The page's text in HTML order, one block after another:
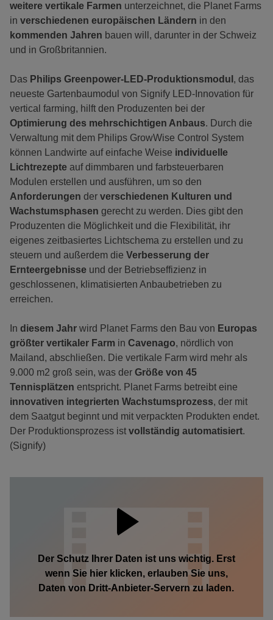
weitere vertikale Farmen unterzeichnet, die Planet Farms
in verschiedenen europäischen Ländern in den
kommenden Jahren bauen will, darunter in der Schweiz
und in Großbritannien.
Das Philips Greenpower-LED-Produktionsmodul , das
neueste Gartenbaumodul von Signify LED-Innovation für
vertical farming, hilft den Produzenten bei der
Optimierung des mehrschichtigen Anbaus. Durch die
Verwaltung mit dem Philips GrowWise Control System
können Landwirte auf einfache Weise individuelle
Lichtrezepte auf dimmbaren und farbsteuerbaren
Modulen erstellen und ausführen, um so den
Anforderungen der verschiedenen Kulturen und
Wachstumsphasen gerecht zu werden. Dies gibt den
Produzenten die Möglichkeit und die Flexibilität, ihr
eigenes zeitbasiertes Lichtschema zu erstellen und zu
steuern und außerdem die Verbesserung der
Ernteergebnisse und der Betriebseffizienz in
geschlossenen, klimatisierten Anbaubetrieben zu
erreichen.
In diesem Jahr wird Planet Farms den Bau von Europas
größter vertikaler Farm in Cavenago, nördlich von
Mailand, abschließen. Die vertikale Farm wird mehr als
9.000 m2 groß sein, was der Größe von 45
Tennisplätzen entspricht. Planet Farms betreibt eine
innovativen integrierten Wachstumsprozess, der mit
dem Saatgut beginnt und mit verpackten Produkten endet.
Der Produktionsprozess ist vollständig automatisiert.
(Signify)
Der Schutz Ihrer Daten ist uns wichtig. Erst
wenn Sie hier klicken, erlauben Sie uns,
Daten von Dritt-Anbieter-Servern zu laden.